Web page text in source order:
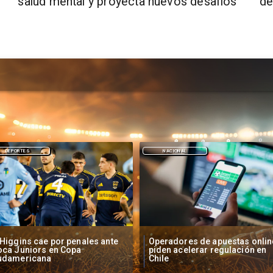
de apuestas online
acelerar regulación en
NACIONAL
Fallece Lucy López Cruz,
primera medallista chilena en
Juegos Panamericanos
DEPORTES